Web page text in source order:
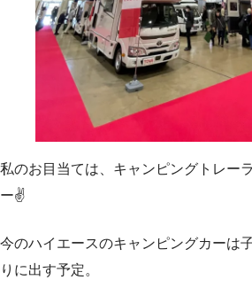
私のお目当ては、キャンピングトレー
ー✌️
今のハイエースのキャンピングカーは
りに出す予定。